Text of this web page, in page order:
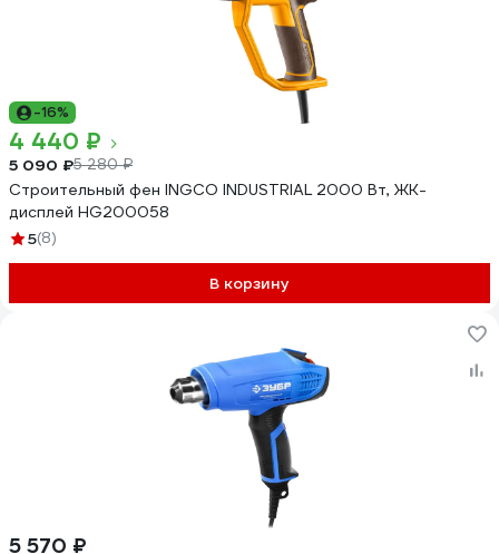
-16%
4 440 ₽
5 090 ₽5 280 ₽
Строительный фен INGCO INDUSTRIAL 2000 Вт, ЖК-
дисплей HG200058
5(8)
В корзину
5 570 ₽